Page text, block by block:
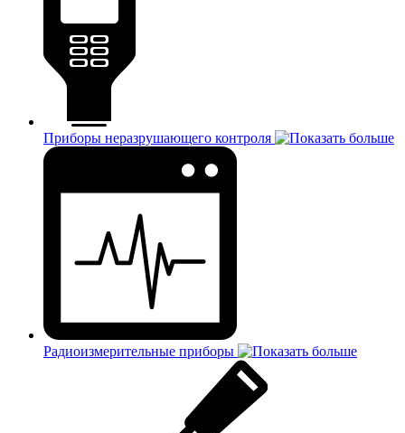
Приборы неразрушающего контроля
Радиоизмерительные приборы